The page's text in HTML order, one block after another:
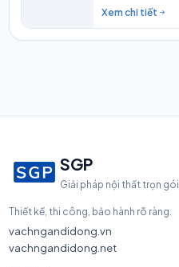
Xem chi tiết
SGP
Giải pháp nội thất trọn gói
Thiết kế, thi công, bảo hành rõ ràng.
vachngandidong.vn
vachngandidong.net